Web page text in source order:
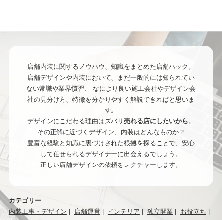
店舗内装に関するノウハウ、知識をまとめた店舗ハック。
店舗デザインや内装において、まだ一般的には知られてい
ない常識や業界慣習、
なにより良い施工会社やデザイン会
社の見分け方、特徴を分かりやすく解説できればと思いま
す。
デザインにこだわる理由はズバリ 売れる店にしたいから 。
その正解に近づくデザイン、内装はどんなものか？
豊富な経験と知識に裏づけされた根拠を探ることで、安心
して任せられるデザイナーに出会えるでしょう。
正しい店舗デザインの依頼をレクチャーします。
カテゴリー
内装工事・デザイン
店舗運営 インテリア 独立開業
お役立ち